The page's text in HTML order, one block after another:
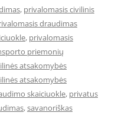
, privalomasis civilinis
draudimas
, privalomasis
priemonių
atsakomybės
atsakomybės
skaiciuokle, privatus
,savanoriškas